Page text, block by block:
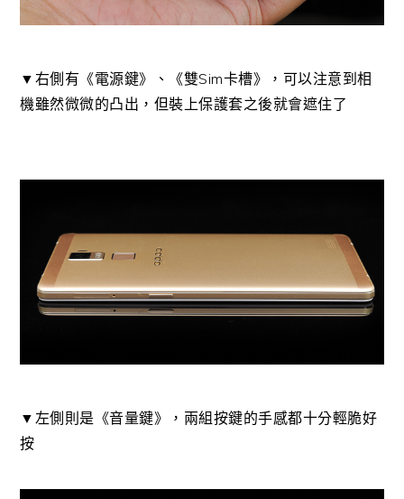
▼右側有《電源鍵》、《雙Sim卡槽》，可以注意到相
機雖然微微的凸出，但裝上保護套之後就會遮住了
▼左側則是《音量鍵》，兩組按鍵的手感都十分輕脆好
按